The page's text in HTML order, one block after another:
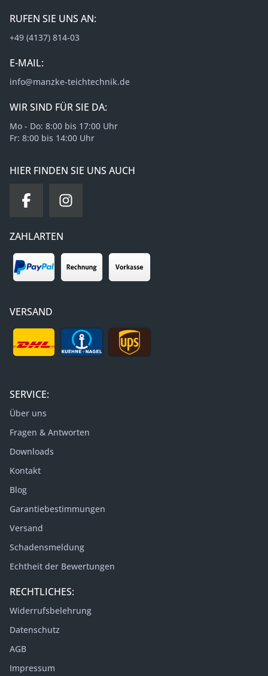
RUFEN SIE UNS AN:
+49 (4137) 814-03
E-MAIL:
info@manzke-teichtechnik.de
WIR SIND FÜR SIE DA:
Mo - Do: 8:00 bis 17:00 Uhr
Fr: 8:00 bis 14:00 Uhr
HIER FINDEN SIE UNS AUCH
ZAHLARTEN
VERSAND
SERVICE:
Über uns
Fragen & Antworten
Downloads
Kontakt
Blog
Garantiebestimmungen
Versand
Schadensmeldung
Echtheit der Bewertungen
RECHTLICHES:
Widerrufsbelehrung
Datenschutz
AGB
Impressum